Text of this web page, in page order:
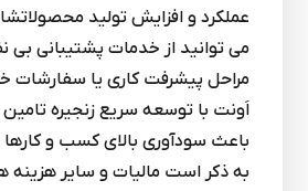
عملکرد و افزایش تولید
می توانید از خدمات پشتیبانی بی
مراحل پیشرفت کاری یا سفارشات
اَونت با توسعه سریع زنجیره تامین
باعث سودآوری بالای کسب و کارها
به ذکر است مالیات و سایر